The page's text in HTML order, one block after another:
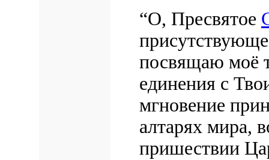
“О, Пресвятое
посвящаю моё
единения с
мгновение
алтарях мира,
пришествии